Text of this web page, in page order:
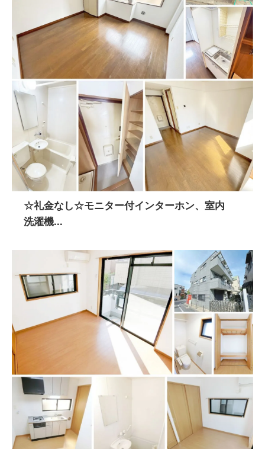
☆礼金なし☆モニター付インターホン、室内
洗濯機...